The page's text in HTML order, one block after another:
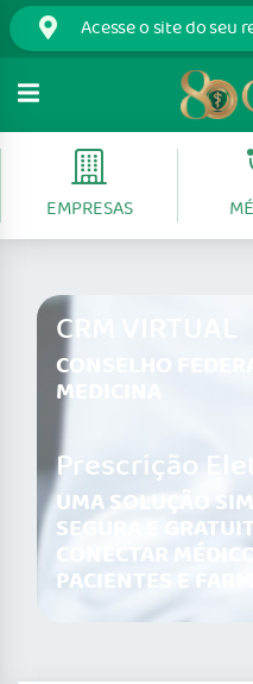
EMPRESAS
CRM VIRTUAL
CONSELHO
MEDICINA
Prescrição
UMA SOLUÇÃO
SEGURA E
CONECTAR
PACIENTES E